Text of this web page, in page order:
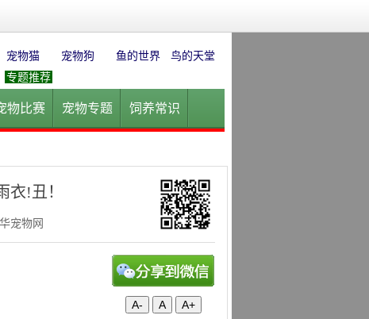
宠物猫 宠物狗 鱼的世界
鸟的天堂
专题推荐
物比赛 宠物专题 饲养常识
衣!丑！
宠物网
A- A A+